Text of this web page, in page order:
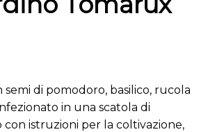
di pomodoro, basilico, rucola
in una scatola di
istruzioni per la coltivazione,